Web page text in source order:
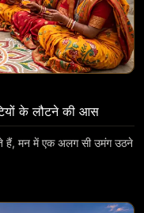
के लौटने की आस
हैं, मन में एक अलग सी उमंग उठने